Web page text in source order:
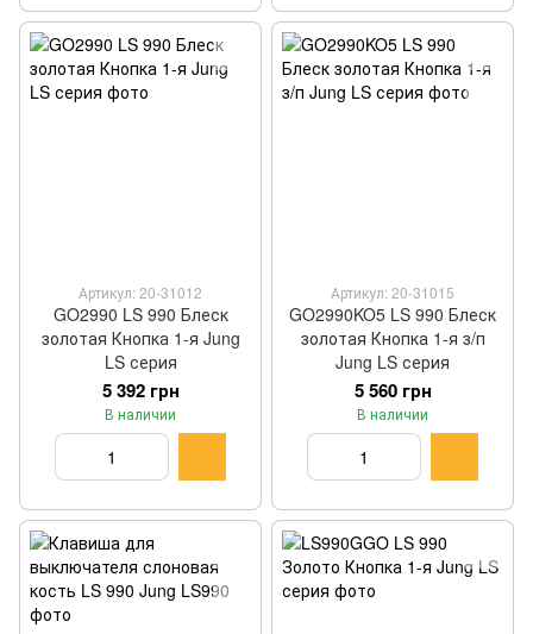
Артикул: 20-31012
GO2990 LS 990 Блеск
золотая Кнопка 1-я Jung
LS серия
5 392 грн
В наличии
Артикул: 20-31015
GO2990KO5 LS 990 Блеск
золотая Кнопка 1-я з/п
Jung LS серия
5 560 грн
В наличии